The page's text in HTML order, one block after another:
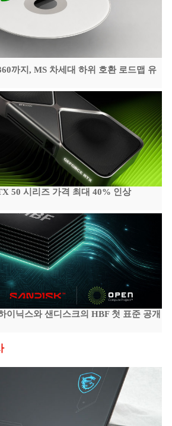
까지, MS 차세대 하위 호환 로드맵 유
50 시리즈 가격 최대 40% 인상
이닉스와 샌디스크의 HBF 첫 표준 공개